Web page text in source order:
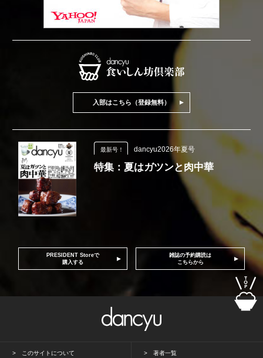
入部はこちら（登録無料）
最新号！ dancyu2026年夏号
特集：夏はガツンと肉中華
PRESIDENT Storeで
購入する
雑誌の予約購読は
こちらから
このサイトについて 著者一覧